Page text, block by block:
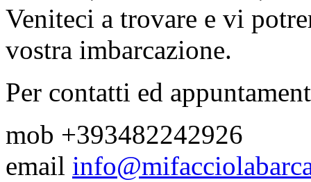
Veniteci a trovare e vi
vostra imbarcazione.
Per contatti ed
mob +393482242926
email